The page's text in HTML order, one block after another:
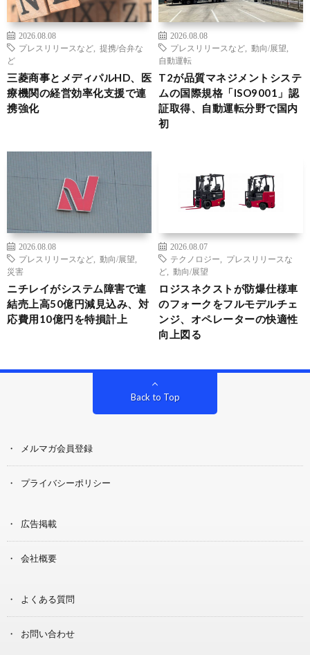
2026.08.08
プレスリリースなど
提携/合弁な
ど
三菱商事とメディパルHD、医
療機関の経営効率化支援で連
携強化
2026.08.08
プレスリリースなど
動向/展望
自動運転
T2が品質マネジメントシステ
ムの国際規格「ISO9001」認
証取得、自動運転分野で国内
初
2026.08.08
プレスリリースなど
動向/展望
災害
ニチレイがシステム障害で連
結売上高50億円減見込み、対
応費用10億円を特損計上
2026.08.07
テクノロジー
プレスリリースな
ど
動向/展望
ロジスネクストが防爆仕様車
のフォークをフルモデルチェ
ンジ、オペレーターの快適性
向上図る
Back to Top
メルマガ会員登録
プライバシーポリシー
広告掲載
会社概要
よくある質問
お問い合わせ